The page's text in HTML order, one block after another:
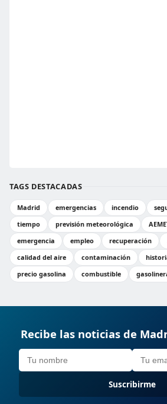
TAGS DESTACADAS
Madrid emergencias incendio
tiempo
previsión meteorológica
emergencia
empleo recuperación
calidad del aire
contaminación
precio gasolina
combustible
Recibe las noticias de
Suscribirme